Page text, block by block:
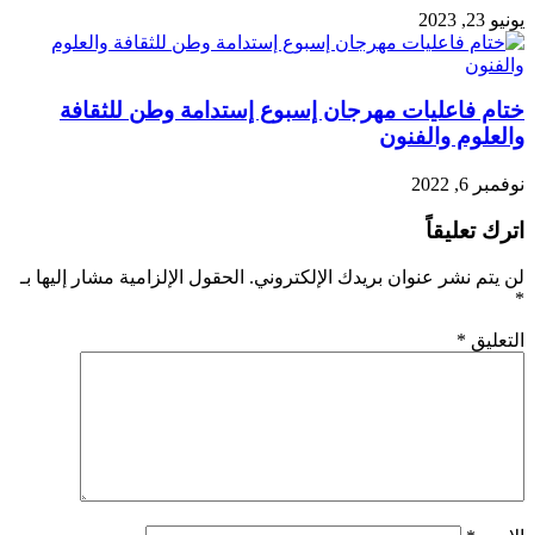
يونيو 23, 2023
ختام فاعليات مهرجان إسبوع إستدامة وطن للثقافة
والعلوم والفنون
نوفمبر 6, 2022
اترك تعليقاً
لن يتم نشر عنوان بريدك الإلكتروني. الحقول الإلزامية مشار إليها بـ
*
التعليق *